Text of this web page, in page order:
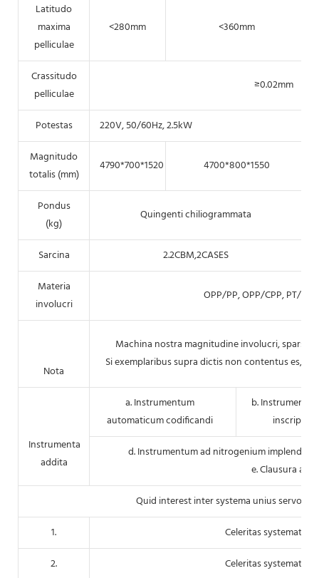
Latitudo
maxima
pelliculae
<280mm <360mm
Crassitudo
pelliculae
≥0.02mm
Potestas
220V, 50/60Hz, 2.5kW
Magnitudo
totalis (mm)
4790*700*1520 4700*800*1550
Pondus
(kg)
Quingenti chiliogrammata
Sarcina
2.2CBM,2CASES
Materia
involucri
OPP/PP, OPP/CPP, PT/PE,
Nota
Machina nostra magnitudine involucri,
Si exemplaribus supra dictis non contentus es,
Instrumenta
addita
a. Instrumentum
automaticum codificandi
b.
d. Instrumentum ad nitrogenium
e. Clausura
Quid interest inter systema unius
1.
Celeritas systematis
2.
Celeritas systematis